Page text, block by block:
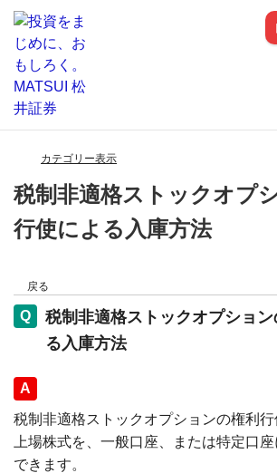
カテゴリー表示
税制非適格ストックオプ
行使による入庫方法
戻る
税制非適格ストックオプショ
る入庫方法
回答
税制非適格ストックオプションの権利
上場株式を、一般口座、または特定口
できます。